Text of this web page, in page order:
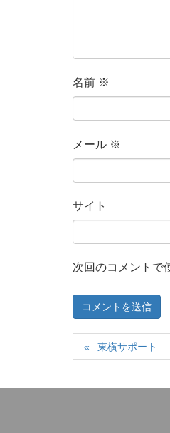
名前 ※
メール ※
サイト
次回のコメントで
東横サポート